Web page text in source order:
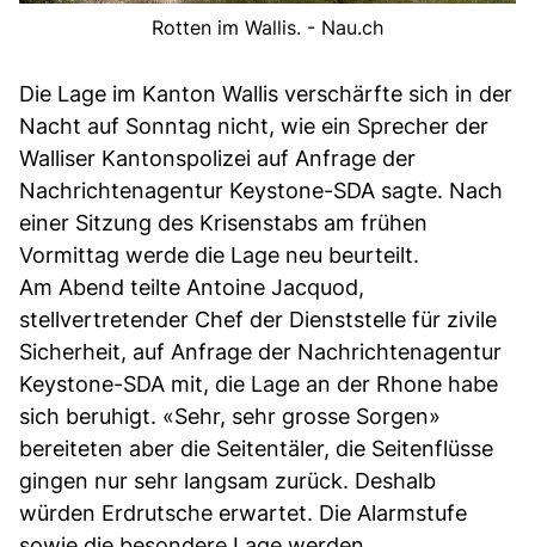
Rotten im Wallis. - Nau.ch
Die Lage im Kanton Wallis verschärfte sich in der
Nacht auf Sonntag nicht, wie ein Sprecher der
Walliser Kantonspolizei auf Anfrage der
Nachrichtenagentur Keystone-SDA sagte. Nach
einer Sitzung des Krisenstabs am frühen
Vormittag werde die Lage neu beurteilt.
Am Abend teilte Antoine Jacquod,
stellvertretender Chef der Dienststelle für zivile
Sicherheit, auf Anfrage der Nachrichtenagentur
Keystone-SDA mit, die Lage an der Rhone habe
sich beruhigt. «Sehr, sehr grosse Sorgen»
bereiteten aber die Seitentäler, die Seitenflüsse
gingen nur sehr langsam zurück. Deshalb
würden Erdrutsche erwartet. Die Alarmstufe